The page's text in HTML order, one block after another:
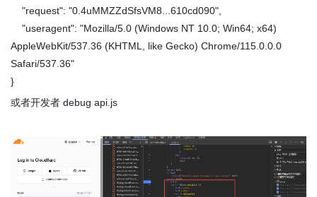
"request": "0.4uMMZZdSfsVM8...610cd090",
"useragent": "Mozilla/5.0 (Windows NT 10.0; Win64; x64)
AppleWebKit/537.36 (KHTML, like Gecko) Chrome/115.0.0.0
Safari/537.36"
}
或者开发者 debug api.js